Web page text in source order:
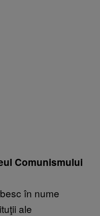
Comunismului
în nume
ale